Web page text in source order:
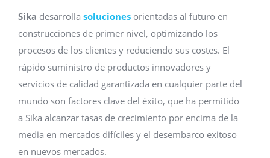
Sika desarrolla soluciones orientadas al futuro en
construcciones de primer nivel, optimizando los
procesos de los clientes y reduciendo sus costes. El
rápido suministro de productos innovadores y
servicios de calidad garantizada en cualquier parte del
mundo son factores clave del éxito, que ha permitido
a Sika alcanzar tasas de crecimiento por encima de la
media en mercados difíciles y el desembarco exitoso
en nuevos mercados.